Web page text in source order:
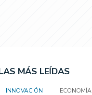
MÁS LEÍDAS
INNOVACIÓN
ECONOMÍA